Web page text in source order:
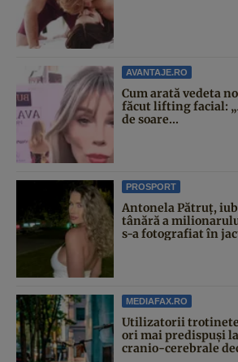
AVANTAJE.RO
Cum arată vedeta
făcut lifting facial:
de soare...
PROSPORT
Antonela Pătruț,
tânără a
s-a fotografiat în
MEDIAFAX.RO
Utilizatorii
ori mai predispuși
cranio-cerebrale